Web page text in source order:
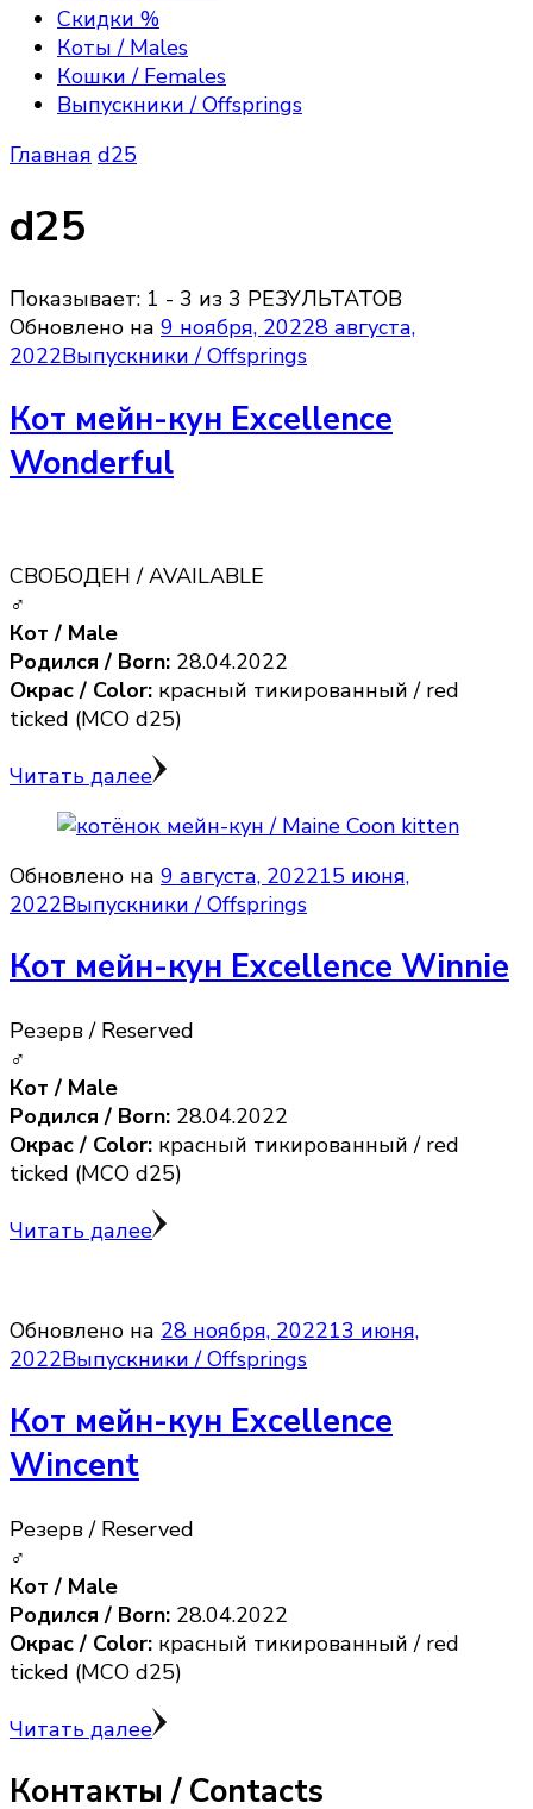
Excellence, Maine Coon kittens
породы мейн—кун, полюбоваться их красотой,
получить полезную информацию об их
содержании, зарезервировать или приобрести
котёнка породы мейн кун, на условиях Договора
Скидки %
Коты / Males
Кошки / Females
Выпускники / Offsprings
Главная d25
d25
Показывает: 1 - 3 из 3 РЕЗУЛЬТАТОВ
Обновлено на 9 ноября, 20228 августа,
2022Выпускники / Offsprings
Кот мейн-кун Excellence
Wonderful
СВОБОДЕН / AVAILABLE
♂
Кот / Male
Родился / Born: 28.04.2022
Окрас / Color: красный тикированный / red
ticked (MCO d25)
Читать далее
Обновлено на 9 августа, 202215 июня,
2022Выпускники / Offsprings
Кот мейн-кун Excellence Winnie
Резерв / Reserved
♂
Кот / Male
Родился / Born: 28.04.2022
Окрас / Color: красный тикированный / red
ticked (MCO d25)
Читать далее
Обновлено на 28 ноября, 202213 июня,
2022Выпускники / Offsprings
Кот мейн-кун Excellence
Wincent
Резерв / Reserved
♂
Кот / Male
Родился / Born: 28.04.2022
Окрас / Color: красный тикированный / red
ticked (MCO d25)
Читать далее
Контакты / Contacts